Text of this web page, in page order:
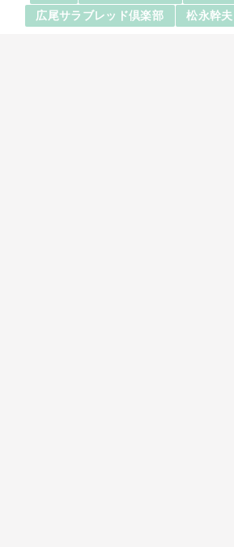
広尾サラブレッド倶楽部
松永幹夫